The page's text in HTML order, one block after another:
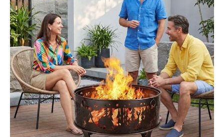
brûler complètement le
bois de chauffage. La
conception de la
poignée ronde ne vous
brûlera pas les mains,
offrant un espace de
chauffage propre et
confortable.
ASSEMBLAGE FACILE :
Léger et facile à
assembler, fixez les 4
pieds et Brasero
Exterieur pour Jardin